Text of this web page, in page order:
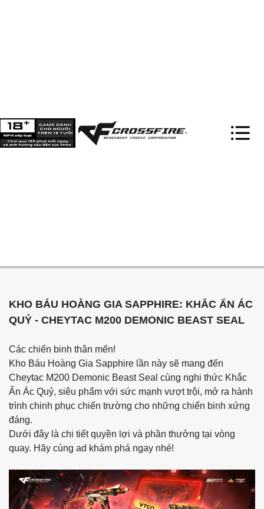
KHO BÁU HOÀNG GIA SAPPHIRE: KHẮC ẤN ÁC
QUỶ - CHEYTAC M200 DEMONIC BEAST SEAL
Các chiến binh thân mến!
Kho Báu Hoàng Gia Sapphire lần này sẽ mang đến
Cheytac M200 Demonic Beast Seal cùng nghi thức Khắc
Ấn Ác Quỷ, siêu phẩm với sức mạnh vượt trội, mở ra hành
trình chinh phục chiến trường cho những chiến binh xứng
đáng.
Dưới đây là chi tiết quyền lợi và phần thưởng tại vòng
quay. Hãy cùng ad khám phá ngay nhé!